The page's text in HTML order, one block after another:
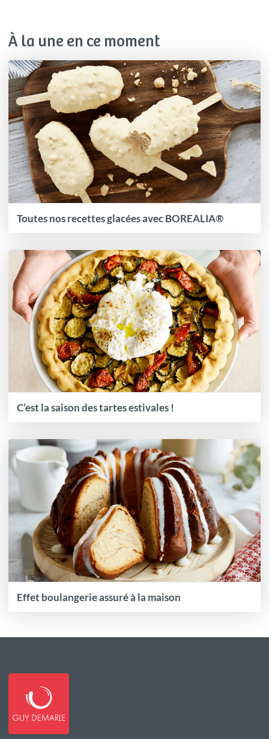
À la une en ce moment
Toutes nos recettes glacées avec BOREALIA®
C’est la saison des tartes estivales !
Effet boulangerie assuré à la maison